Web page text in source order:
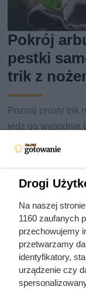
Pokrój
pestki
trik z
Poznaj prosty trik
jedz go wygodnie
Drogi
Na naszej
1160 zaufanych
przechowujemy
przetwarzamy
identyfikatory,
urządzenie czy